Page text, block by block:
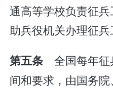
通高等学校负责征
助兵役机关办理征兵
第五条 全国每年征
间和要求，由国务